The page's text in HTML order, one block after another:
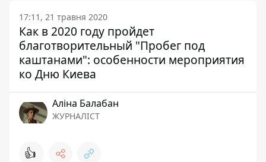
17:11, 21 травня 2020
Как в 2020 году пройдет
благотворительный "Пробег под
каштанами": особенности мероприятия
ко Дню Киева
Аліна Балабан
ЖУРНАЛІСТ
👍